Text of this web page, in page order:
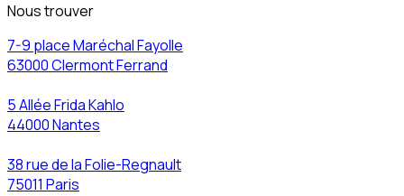
Nous trouver
7-9 place Maréchal Fayolle
63000 Clermont Ferrand
5 Allée Frida Kahlo
44000 Nantes
38 rue de la Folie-Regnault
75011 Paris